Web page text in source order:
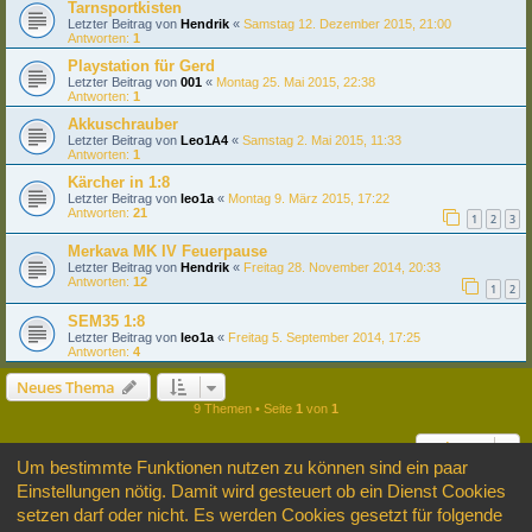
Tarnsportkisten
Letzter Beitrag von Hendrik « Samstag 12. Dezember 2015, 21:00
Antworten: 1
Playstation für Gerd
Letzter Beitrag von 001 « Montag 25. Mai 2015, 22:38
Antworten: 1
Akkuschrauber
Letzter Beitrag von Leo1A4 « Samstag 2. Mai 2015, 11:33
Antworten: 1
Kärcher in 1:8
Letzter Beitrag von leo1a « Montag 9. März 2015, 17:22
Antworten: 21 1 2 3
Merkava MK IV Feuerpause
Letzter Beitrag von Hendrik « Freitag 28. November 2014, 20:33
Antworten: 12 1 2
SEM35 1:8
Letzter Beitrag von leo1a « Freitag 5. September 2014, 17:25
Antworten: 4
Neues Thema
9 Themen • Seite 1 von 1
Gehe zu
BERECHTIGUNGEN IN DIESEM FORUM
Du darfst keine neuen Themen in diesem Forum erstellen.
Um bestimmte Funktionen nutzen zu können sind ein paar
Einstellungen nötig. Damit wird gesteuert ob ein Dienst Cookies
setzen darf oder nicht. Es werden Cookies gesetzt für folgende